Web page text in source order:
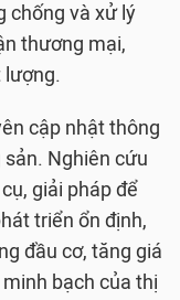
chống và xử lý
thương mại,
lượng.
cập nhật thông
Nghiên cứu
giải pháp để
triển ổn định,
đầu cơ, tăng giá
bạch của thị